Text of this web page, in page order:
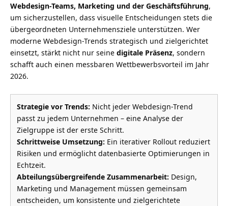
Webdesign-Teams, Marketing und der Geschäftsführung,
um sicherzustellen, dass visuelle Entscheidungen stets die
übergeordneten Unternehmensziele unterstützen. Wer
moderne Webdesign-Trends strategisch und zielgerichtet
einsetzt, stärkt nicht nur seine digitale Präsenz, sondern
schafft auch einen messbaren Wettbewerbsvorteil im Jahr
2026.
Strategie vor Trends: Nicht jeder Webdesign-Trend
passt zu jedem Unternehmen – eine Analyse der
Zielgruppe ist der erste Schritt.
Schrittweise Umsetzung: Ein iterativer Rollout reduziert
Risiken und ermöglicht datenbasierte Optimierungen in
Echtzeit.
Abteilungsübergreifende Zusammenarbeit: Design,
Marketing und Management müssen gemeinsam
entscheiden, um konsistente und zielgerichtete